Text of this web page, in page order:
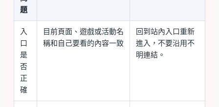
題
入
口
是
否
正
確
目前頁面、遊戲或活動名
稱和自己要看的內容一致
回到站內入口重新
進入，不要沿用不
明連結。